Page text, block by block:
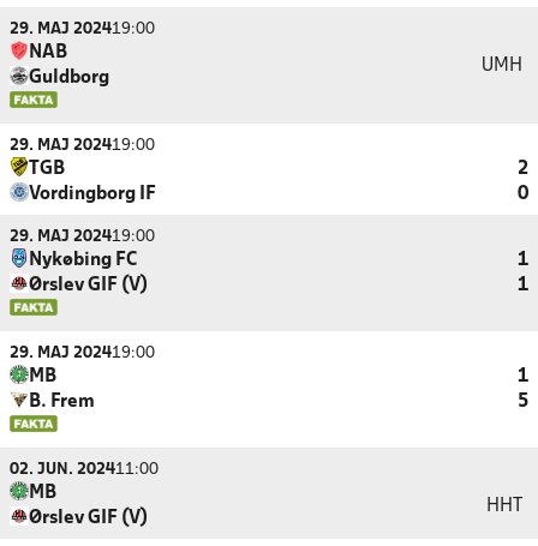
29. MAJ 202419:00
NAB
Guldborg
UMH
29. MAJ 202419:00
TGB
2
Vordingborg IF
0
29. MAJ 202419:00
Nykøbing FC
1
Ørslev GIF (V)
1
29. MAJ 202419:00
MB
1
B. Frem
5
02. JUN. 202411:00
MB
Ørslev GIF (V)
HHT